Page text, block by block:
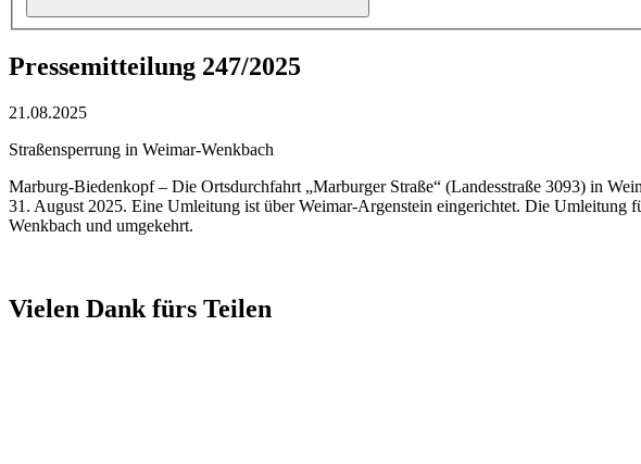
Pressemitteilung 247/2025
21.08.2025
Straßensperrung in Weimar-Wenkbach
Marburg-Biedenkopf – Die Ortsdurchfahrt „Marburger Straße“ (Landesstraße 3093) in
31. August 2025. Eine Umleitung ist über Weimar-Argenstein eingerichtet. Die Umleitung
Wenkbach und umgekehrt.
Vielen Dank fürs Teilen